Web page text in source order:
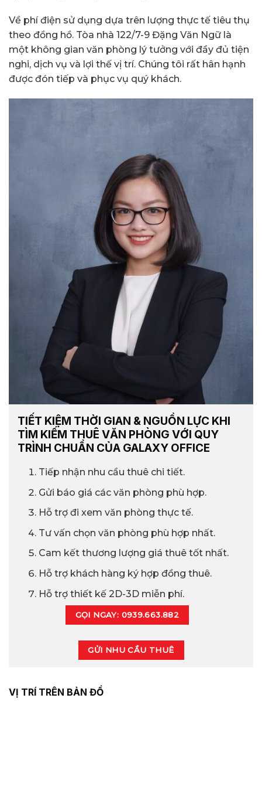
Về phí điện sử dụng dựa trên lượng thực tế tiêu thụ
theo đồng hồ. Tòa nhà 122/7-9 Đặng Văn Ngữ là
một không gian văn phòng lý tưởng với đầy đủ tiện
nghi, dịch vụ và lợi thế vị trí. Chúng tôi rất hân hạnh
được đón tiếp và phục vụ quý khách.
TIẾT KIỆM THỜI GIAN & NGUỒN LỰC KHI
TÌM KIẾM THUÊ VĂN PHÒNG VỚI QUY
TRÌNH CHUẨN CỦA GALAXY OFFICE
Tiếp nhận nhu cầu thuê chi tiết.
Gửi báo giá các văn phòng phù hợp.
Hỗ trợ đi xem văn phòng thực tế.
Tư vấn chọn văn phòng phù hợp nhất.
Cam kết thương lượng giá thuê tốt nhất.
Hỗ trợ khách hàng ký hợp đồng thuê.
Hỗ trợ thiết kế 2D-3D miễn phí.
GỌI NGAY: 0939.663.882
GỬI NHU CẦU THUÊ
VỊ TRÍ TRÊN BẢN ĐỒ